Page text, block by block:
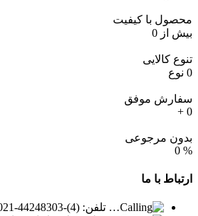
محصول با کیفیت
بیش از 0
تنوع کالایی
0 نوع
سفارش موفق
0
+
بدون مرجوعی
%
0
ارتباط با ما
تلفن: (4)-44248303-021